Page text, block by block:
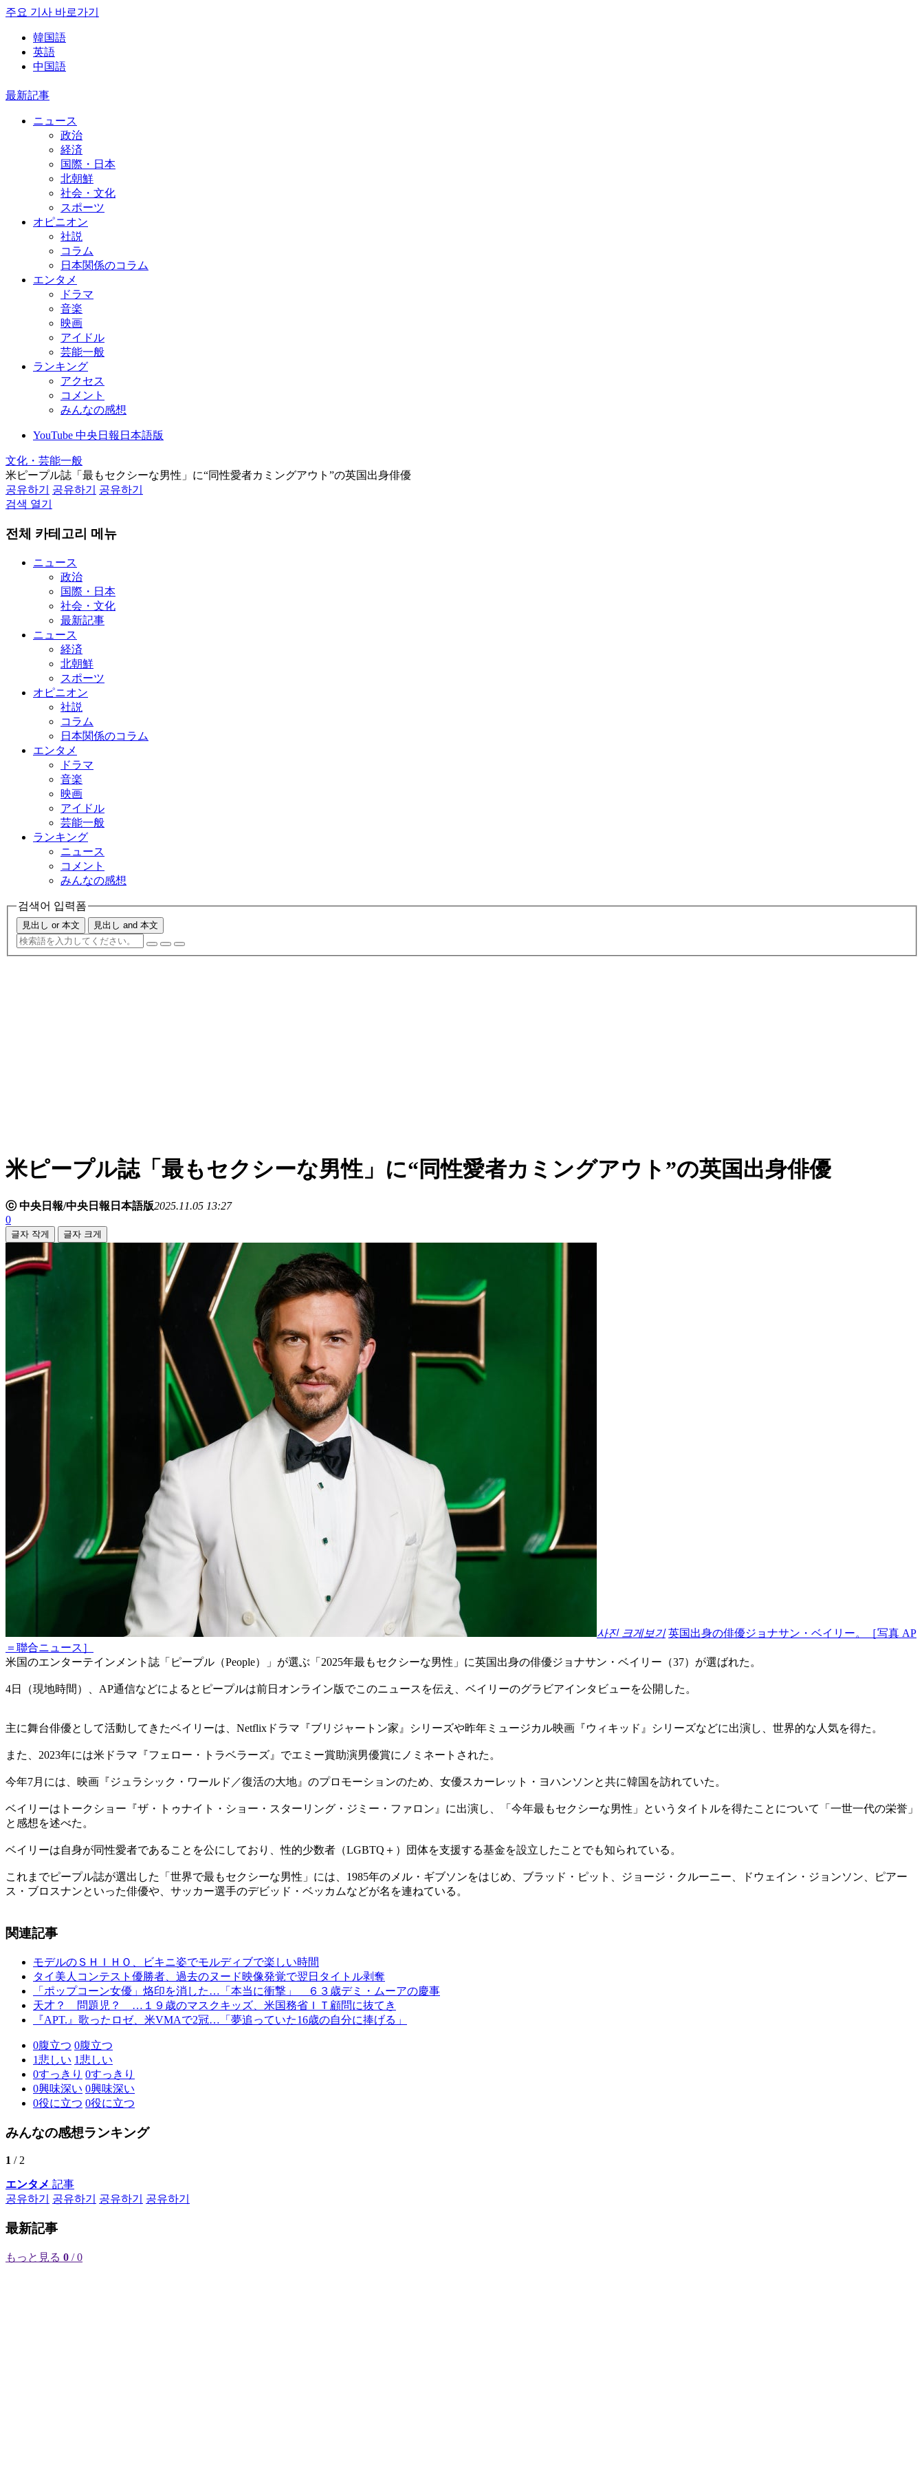
주요 기사 바로가기
韓国語
英語
中国語
最新記事
ニュース
政治
経済
国際・日本
北朝鮮
社会・文化
スポーツ
オピニオン
社説
コラム
日本関係のコラム
エンタメ
ドラマ
音楽
映画
アイドル
芸能一般
ランキング
アクセス
コメント
みんなの感想
YouTube 中央日報日本語版
文化・芸能一般
米ピープル誌「最もセクシーな男性」に“同性愛者カミングアウト”の英国出身俳優
공유하기
공유하기
공유하기
검색 열기
전체 카테고리 메뉴
ニュース
政治
国際・日本
社会・文化
最新記事
ニュース
経済
北朝鮮
スポーツ
オピニオン
社説
コラム
日本関係のコラム
エンタメ
ドラマ
音楽
映画
アイドル
芸能一般
ランキング
ニュース
コメント
みんなの感想
검색어 입력폼
見出し or 本文 見出し and 本文
米ピープル誌「最もセクシーな男性」に“同性愛者カミングアウト”の英国出身俳優
ⓒ 中央日報/中央日報日本語版2025.11.05 13:27
0
글자 작게 글자 크게
사진 크게보기 英国出身の俳優ジョナサン・ベイリー。［写真 AP
＝聯合ニュース］
米国のエンターテインメント誌「ピープル（People）」が選ぶ「2025年最もセクシーな男性」に英国出身の俳優ジョナサン・ベイリー（37）が選ばれた。
4日（現地時間）、AP通信などによるとピープルは前日オンライン版でこのニュースを伝え、ベイリーのグラビアインタビューを公開した。
主に舞台俳優として活動してきたベイリーは、Netflixドラマ『ブリジャートン家』シリーズや昨年ミュージカル映画『ウィキッド』シリーズなどに出演し、世界的な人気を得た。
また、2023年には米ドラマ『フェロー・トラベラーズ』でエミー賞助演男優賞にノミネートされた。
今年7月には、映画『ジュラシック・ワールド／復活の大地』のプロモーションのため、女優スカーレット・ヨハンソンと共に韓国を訪れていた。
ベイリーはトークショー『ザ・トゥナイト・ショー・スターリング・ジミー・ファロン』に出演し、「今年最もセクシーな男性」というタイトルを得たことについて「一世一代の栄誉」
と感想を述べた。
ベイリーは自身が同性愛者であることを公にしており、性的少数者（LGBTQ＋）団体を支援する基金を設立したことでも知られている。
これまでピープル誌が選出した「世界で最もセクシーな男性」には、1985年のメル・ギブソンをはじめ、ブラッド・ピット、ジョージ・クルーニー、ドウェイン・ジョンソン、ピアー
ス・ブロスナンといった俳優や、サッカー選手のデビッド・ベッカムなどが名を連ねている。
関連記事
モデルのＳＨＩＨＯ、ビキニ姿でモルディブで楽しい時間
タイ美人コンテスト優勝者、過去のヌード映像発覚で翌日タイトル剥奪
「ポップコーン女優」烙印を消した…「本当に衝撃」 ６３歳デミ・ムーアの慶事
天才？ 問題児？ …１９歳のマスクキッズ、米国務省ＩＴ顧問に抜てき
『APT.』歌ったロゼ、米VMAで2冠…「夢追っていた16歳の自分に捧げる」
0腹立つ 0腹立つ
1悲しい 1悲しい
0すっきり 0すっきり
0興味深い 0興味深い
0役に立つ 0役に立つ
みんなの感想ランキング
1 / 2
エンタメ 記事
공유하기
공유하기 공유하기 공유하기
最新記事
もっと見る 0 / 0